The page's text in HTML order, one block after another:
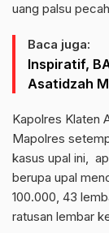
uang palsu
Baca juga:
Inspiratif,
Asatidzah
Kapolres Klaten
Mapolres
kasus upal ini,
berupa upal
100.000, 43
ratusan lembar